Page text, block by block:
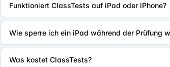
Funktioniert ClassTests auf iPad oder iPhone?
Wie sperre ich ein iPad während der Prüfung
Was kostet ClassTests?